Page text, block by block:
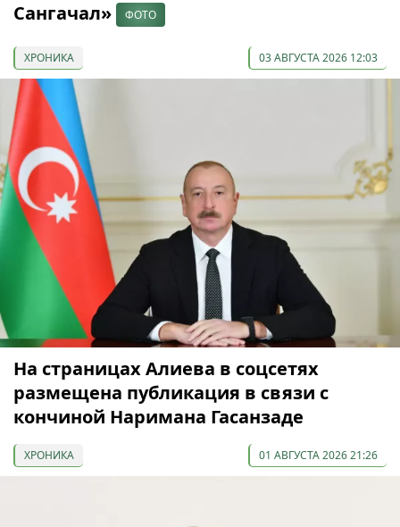
Сангачал»
ФОТО
ХРОНИКА 03 АВГУСТА 2026 12:03
На страницах Алиева в соцсетях
размещена публикация в связи с
кончиной Наримана Гасанзаде
ХРОНИКА 01 АВГУСТА 2026 21:26